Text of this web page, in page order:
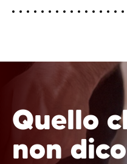
Quello
non